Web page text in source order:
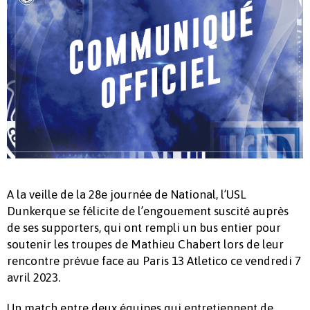
A la veille de la 28e journée de National, l’USL
Dunkerque se félicite de l’engouement suscité auprès
de ses supporters, qui ont rempli un bus entier pour
soutenir les troupes de Mathieu Chabert lors de leur
rencontre prévue face au Paris 13 Atletico ce vendredi 7
avril 2023.